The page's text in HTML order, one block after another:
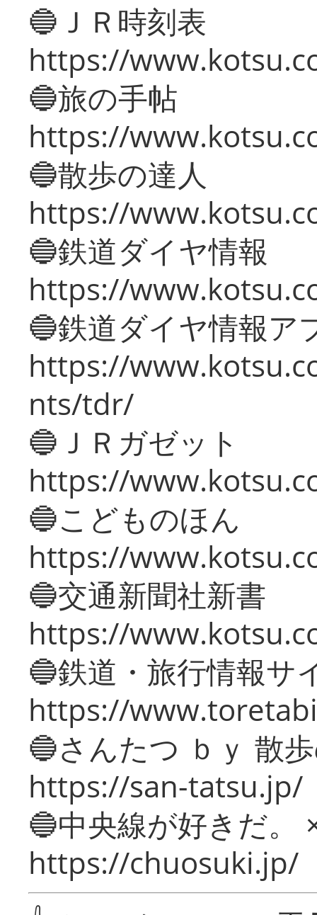
🔵ＪＲ時刻表
https://
🔵旅の手帖
https://
🔵散歩の達人
https://
🔵鉄道ダイヤ情報
https://
🔵鉄道ダイヤ情報ア
https://
nts/tdr/
🔵ＪＲガゼット
https://
🔵こどものほん
https://
🔵交通新聞社新書
https://
🔵鉄道・旅行情報サ
https://
🔵さんたつ ｂｙ 散
https://san-tatsu.jp/
🔵中央線が好きだ。
https://chuosuki.jp/